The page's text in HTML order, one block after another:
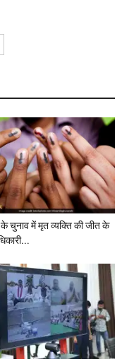
चुनाव में मृत व्‍यक्ति की जीत के